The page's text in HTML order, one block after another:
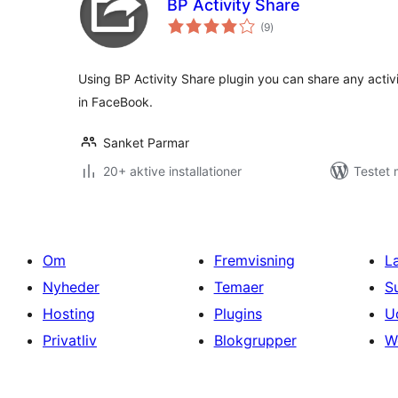
BP Activity Share
(9totale
bedømmelser
)
Using BP Activity Share plugin you can share any
in FaceBook.
Sanket Parmar
20+ aktive installationer
Testet
Om
Nyheder
Hosting
Privatliv
Fremvisning
Temaer
Plugins
Blokgrupper